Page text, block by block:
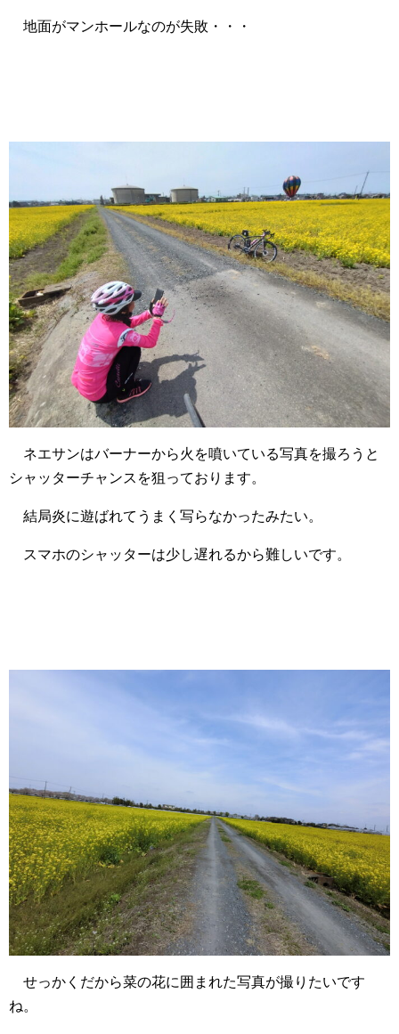
地面がマンホールなのが失敗・・・
ネエサンはバーナーから火を噴いている写真を撮ろうと
シャッターチャンスを狙っております。
結局炎に遊ばれてうまく写らなかったみたい。
スマホのシャッターは少し遅れるから難しいです。
せっかくだから菜の花に囲まれた写真が撮りたいです
ね。